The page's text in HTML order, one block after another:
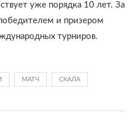
уже порядка 10 лет. За
и призером
турниров.
МАТЧ СКАЛА